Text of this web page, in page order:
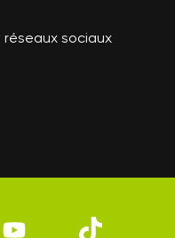
sociaux